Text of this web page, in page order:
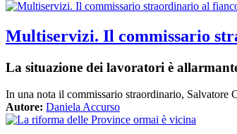
Multiservizi. Il commissario
La situazione dei lavoratori è
In una nota il commissario straordinario, Salvatore
Autore: Daniela Accurso